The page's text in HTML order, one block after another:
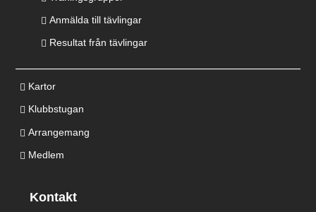
Anmälda till tävlingar
Resultat från tävlingar
Kartor
Klubbstugan
Arrangemang
Medlem
Kontakt